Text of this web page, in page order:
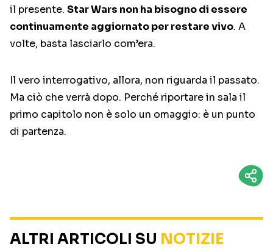
il presente. Star Wars non ha bisogno di essere
continuamente aggiornato per restare vivo. A
volte, basta lasciarlo com’era.
Il vero interrogativo, allora, non riguarda il passato.
Ma ciò che verrà dopo. Perché riportare in sala il
primo capitolo non è solo un omaggio: è un punto
di partenza.
ALTRI ARTICOLI SU NOTIZIE